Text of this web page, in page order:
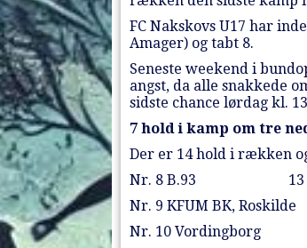
FC Nakskovs U17 har
Amager) og tabt 8.
Seneste weekend i
angst, da alle snakkede
sidste chance lørdag kl.
7 hold i kamp om tre
Der er 14 hold i rækken
Nr. 8 B.93 13
Nr. 9 KFUM BK,
Nr. 10 Vordingborg